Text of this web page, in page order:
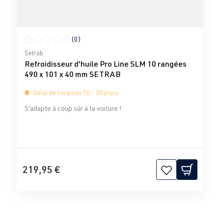
Note moyenne de 0 sur 5 étoiles
(0)
Setrab
Refroidisseur d'huile Pro Line SLM 10 rangées
490 x 101 x 40 mm SETRAB
Délai de livraison 10 - 30 jours
S'adapte à coup sûr à ta voiture !
219,95 €